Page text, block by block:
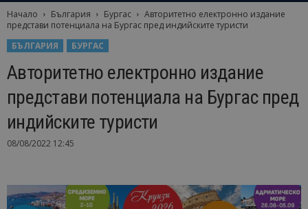
Начало България Бургас
Авторитетно електронно издание
представи потенциала на Бургас пред индийските туристи
БЪЛГАРИЯ
БУРГАС
Авторитетно електронно издание
представи потенциала на Бургас пред
индийските туристи
08/08/2022 12:45